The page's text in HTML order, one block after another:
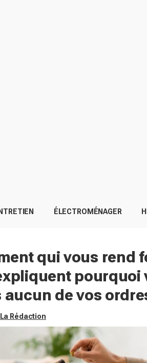
ÉLECTROMÉNAGER
qui vous rend
pourquoi
aucun de vos
La Rédaction